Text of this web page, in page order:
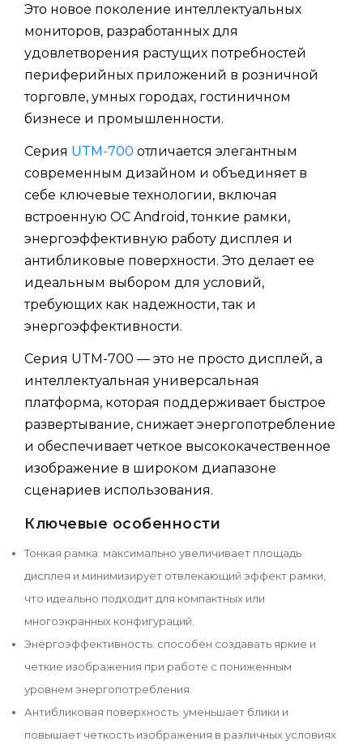
Это новое поколение интеллектуальных
мониторов, разработанных для
удовлетворения растущих потребностей
периферийных приложений в розничной
торговле, умных городах, гостиничном
бизнесе и промышленности.
Серия UTM-700 отличается элегантным
современным дизайном и объединяет в
себе ключевые технологии, включая
встроенную ОС Android, тонкие рамки,
энергоэффективную работу дисплея и
антибликовые поверхности. Это делает ее
идеальным выбором для условий,
требующих как надежности, так и
энергоэффективности.
Серия UTM-700 — это не просто дисплей, а
интеллектуальная универсальная
платформа, которая поддерживает быстрое
развертывание, снижает энергопотребление
и обеспечивает четкое высококачественное
изображение в широком диапазоне
сценариев использования.
Ключевые особенности
Тонкая рамка: максимально увеличивает площадь
дисплея и минимизирует отвлекающий эффект рамки,
что идеально подходит для компактных или
многоэкранных конфигураций.
Энергоэффективность: способен создавать яркие и
четкие изображения при работе с пониженным
уровнем энергопотребления.
Антибликовая поверхность: уменьшает блики и
повышает четкость изображения в различных условиях